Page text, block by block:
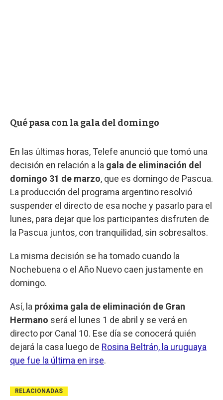
Qué pasa con la gala del domingo
En las últimas horas, Telefe anunció que tomó una
decisión en relación a la gala de eliminación del
domingo 31 de marzo, que es domingo de Pascua.
La producción del programa argentino resolvió
suspender el directo de esa noche y pasarlo para el
lunes, para dejar que los participantes disfruten de
la Pascua juntos, con tranquilidad, sin sobresaltos.
La misma decisión se ha tomado cuando la
Nochebuena o el Año Nuevo caen justamente en
domingo.
Así, la próxima gala de eliminación de Gran
Hermano será el lunes 1 de abril y se verá en
directo por Canal 10. Ese día se conocerá quién
dejará la casa luego de Rosina Beltrán, la uruguaya
que fue la última en irse.
RELACIONADAS